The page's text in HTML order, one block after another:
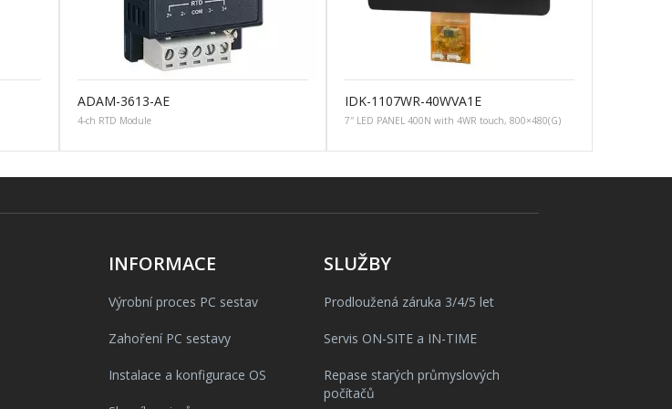
ADAM-3613-AE
4-ch RTD Module
IDK-1107WR-40WVA1E
7″ LED PANEL 400N with 4WR touch, 800×480(G)
INFORMACE
Výrobní proces PC sestav
Zahoření PC sestavy
Instalace a konfigurace OS
SLUŽBY
Prodloužená záruka 3/4/5 let
Servis ON-SITE a IN-TIME
Repase starých průmyslových
počítačů